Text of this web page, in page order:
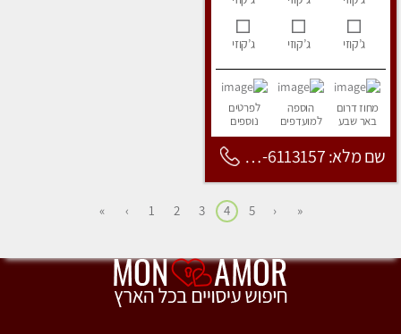
ג’קוזי ג’קוזי ג’קוזי
מחוז דרום
באר שבע
הוספה
למועדפים
לפרטים
נוספים
שם מלא: 053-6113157
«
‹
5
4
3
2
1
›
»